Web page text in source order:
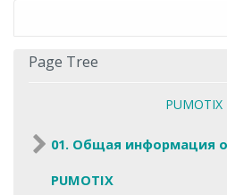
Page Tree
PUMOTIX
01. Общая информация
PUMOTIX